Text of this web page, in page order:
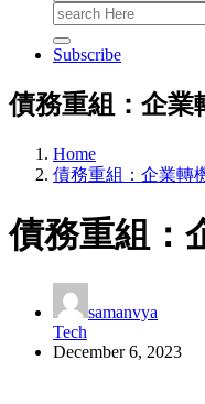
Search
for:
Subscribe
債務重組：企業
Home
債務重組：企業轉
債務重組：
samanvya
Tech
December 6, 2023